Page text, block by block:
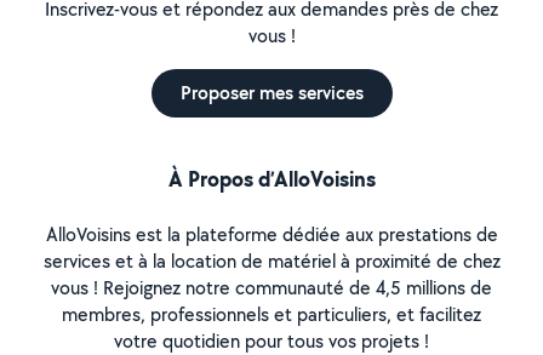
Inscrivez-vous et répondez aux demandes près de chez
vous !
Proposer mes services
À Propos d’AlloVoisins
AlloVoisins est la plateforme dédiée aux prestations de
services et à la location de matériel à proximité de chez
vous ! Rejoignez notre communauté de 4,5 millions de
membres, professionnels et particuliers, et facilitez
votre quotidien pour tous vos projets !